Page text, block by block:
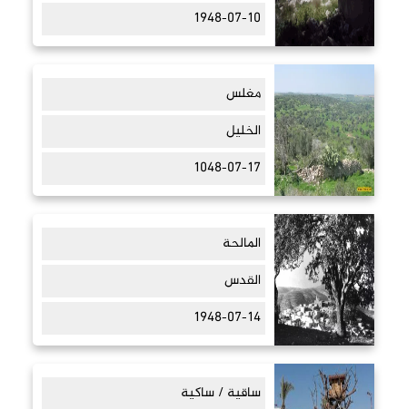
1948-07-10
مغلس
الخليل
1048-07-17
المالحة
القدس
1948-07-14
ساقية / ساكية